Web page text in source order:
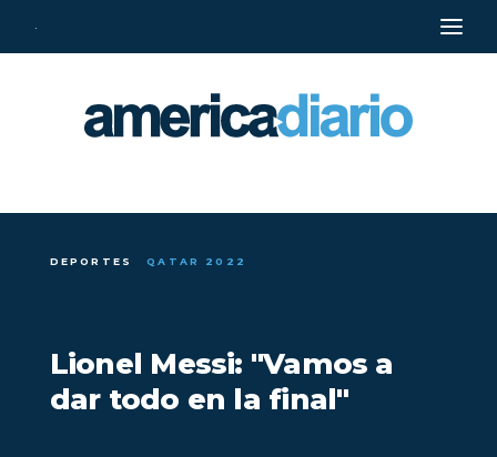
·
DEPORTES QATAR 2022
Lionel Messi: "Vamos a
dar todo en la final"